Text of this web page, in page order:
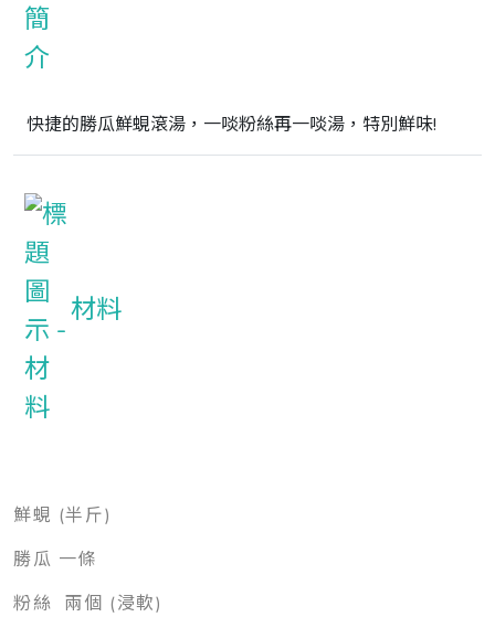
快捷的勝瓜鮮蜆滾湯，一啖粉絲再一啖湯，特別鮮味!
材料
鮮蜆 (半斤)
勝瓜 一條
粉絲 兩個 (浸軟)